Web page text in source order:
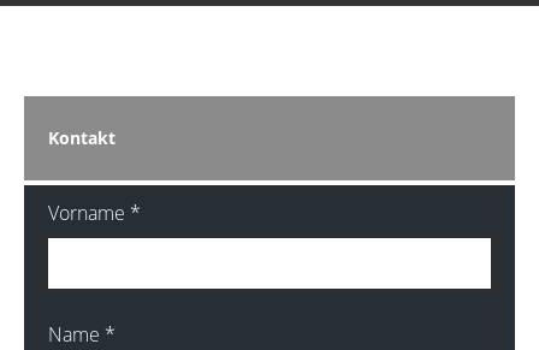
Kontakt
Vorname *
Name *